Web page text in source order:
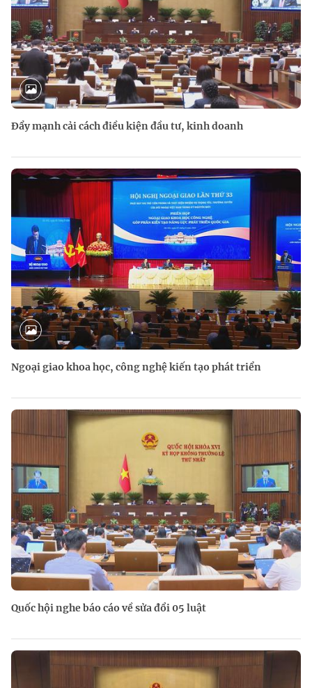
Đẩy mạnh cải cách điều kiện đầu tư, kinh doanh
Ngoại giao khoa học, công nghệ kiến tạo phát triển
Quốc hội nghe báo cáo về sửa đổi 05 luật